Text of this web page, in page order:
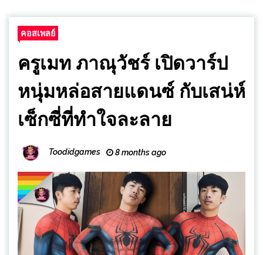
คอสเพลย์
ครูเมท ภาณุวัชร์ เปิดวาร์ป
หนุ่มหล่อสายแดนซ์ กับเสน่ห์
เซ็กซี่ที่ทำใจละลาย
Toodidgames 8 months ago